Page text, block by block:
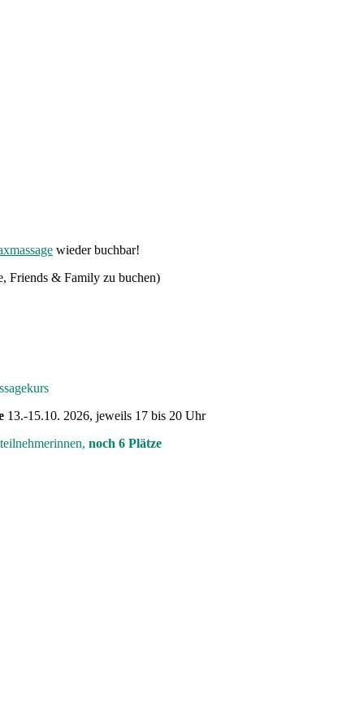
massage wieder buchbar!
Friends & Family zu buchen)
13.-15.10. 2026, jeweils 17 bis 20 Uhr
noch 6 Plätze